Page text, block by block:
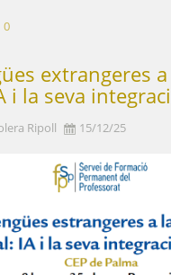
0
extrangeres
i la seva
Ripoll 15/12/25